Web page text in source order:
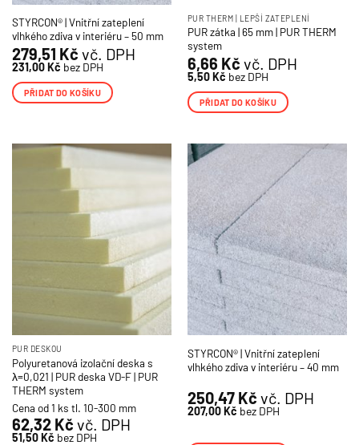
STYRCON® | Vnitřní zateplení
vlhkého zdiva v interiéru – 50 mm
279,51 Kč vč. DPH
231,00Kč bez DPH
PŘIDAT DO KOŠÍKU
PUR THERM | LEPŠÍ ZATEPLENÍ
PUR zátka | 65 mm | PUR THERM
system
6,66 Kč vč. DPH
5,50Kč bez DPH
PŘIDAT DO KOŠÍKU
PUR DESKOU
Polyuretanová izolační deska s
λ=0,021 | PUR deska VD-F | PUR
THERM system
Cena od 1 ks tl. 10-300 mm
62,32 Kč vč. DPH
51,50Kč bez DPH
STYRCON® | Vnitřní zateplení
vlhkého zdiva v interiéru – 40 mm
250,47 Kč vč. DPH
207,00Kč bez DPH